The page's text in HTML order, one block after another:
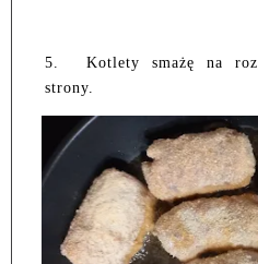
5.
Kotlety smażę na
strony.